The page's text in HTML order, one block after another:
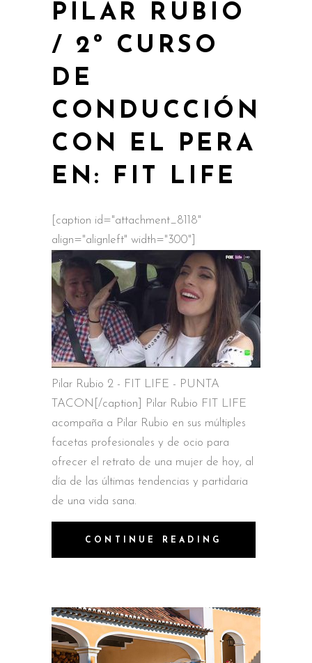
PILAR RUBIO
/ 2º CURSO
DE
CONDUCCIÓN
CON EL PERA
EN: FIT LIFE
[caption id="attachment_8118"
align="alignleft" width="300"]
Pilar Rubio 2 - FIT LIFE - PUNTA
TACON[/caption] Pilar Rubio FIT LIFE
acompaña a Pilar Rubio en sus múltiples
facetas profesionales y de ocio para
ofrecer el retrato de una mujer de hoy, al
día de las últimas tendencias y partidaria
de una vida sana.
CONTINUE READING